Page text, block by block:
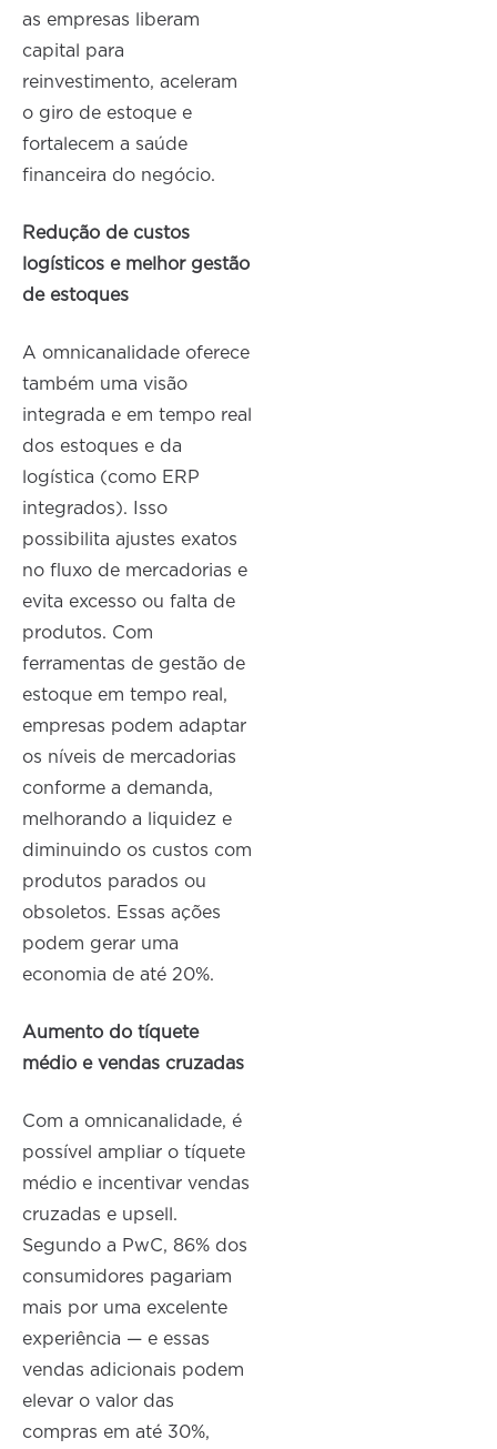
as empresas liberam
capital para
reinvestimento, aceleram
o giro de estoque e
fortalecem a saúde
financeira do negócio.
Redução de custos
logísticos e melhor gestão
de estoques
A omnicanalidade oferece
também uma visão
integrada e em tempo real
dos estoques e da
logística (como ERP
integrados). Isso
possibilita ajustes exatos
no fluxo de mercadorias e
evita excesso ou falta de
produtos. Com
ferramentas de gestão de
estoque em tempo real,
empresas podem adaptar
os níveis de mercadorias
conforme a demanda,
melhorando a liquidez e
diminuindo os custos com
produtos parados ou
obsoletos. Essas ações
podem gerar uma
economia de até 20%.
Aumento do tíquete
médio e vendas cruzadas
Com a omnicanalidade, é
possível ampliar o tíquete
médio e incentivar vendas
cruzadas e upsell.
Segundo a PwC, 86% dos
consumidores pagariam
mais por uma excelente
experiência — e essas
vendas adicionais podem
elevar o valor das
compras em até 30%,